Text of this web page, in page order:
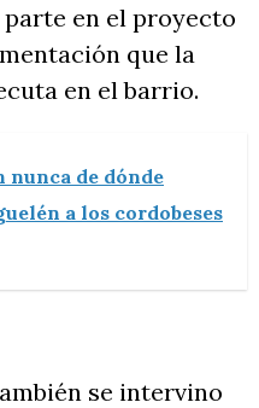
en el proyecto
que la
en el barrio.
nunca de dónde
a los cordobeses
se intervino